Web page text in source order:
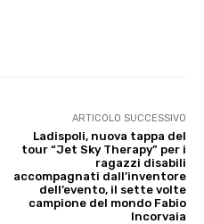
ARTICOLO SUCCESSIVO
Ladispoli, nuova tappa del
tour “Jet Sky Therapy” per i
ragazzi disabili
accompagnati dall’inventore
dell’evento, il sette volte
campione del mondo Fabio
Incorvaia